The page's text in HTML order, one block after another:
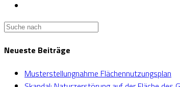
Neueste Beiträge
Musterstellungnahme Flächennutzungsplan